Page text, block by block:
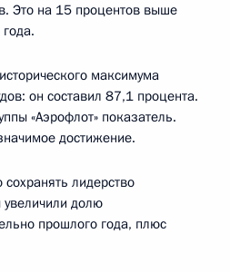
Это на 15 процентов выше
максимума
он составил 87,1 процента.
«Аэрофлот» показатель.
достижение.
лидерство
долю
прошлого года, плюс